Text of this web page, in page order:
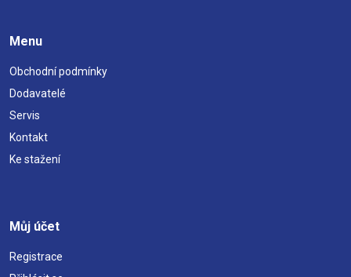
Menu
Obchodní podmínky
Dodavatelé
Servis
Kontakt
Ke stažení
Můj účet
Registrace